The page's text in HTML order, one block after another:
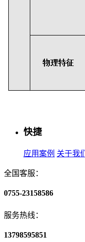
快捷
应用案例 关于我们
全国客服：
0755-23158586
服务热线：
13798595851